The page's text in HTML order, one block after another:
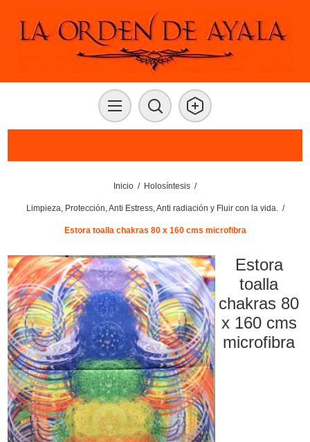
Inicio / Holosíntesis /
Limpieza, Protección, Anti Estress, Anti radiación y Fluir con la vida. /
Estora toalla chakras 80 x 160 cms microfibra
Estora
toalla
chakras 80
x 160 cms
microfibra